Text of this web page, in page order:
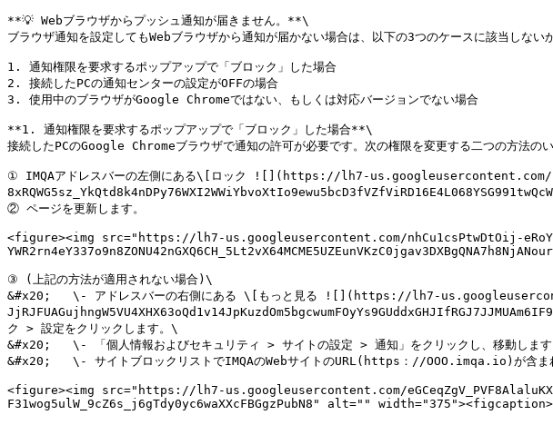
**💡 Webブラウザからプッシュ通知が届きません。**\
ブラウザ通知を設定してもWebブラウザから通知が届かない場合は、以下の3つのケースに該当しな
1. 通知権限を要求するポップアップで「ブロック」した場合
2. 接続したPCの通知センターの設定がOFFの場合
3. 使用中のブラウザがGoogle Chromeではない、もしくは対応バージョンでない場合
**1. 通知権限を要求するポップアップで「ブロック」した場合**\
接続したPCのGoogle Chromeブラウザで通知の許可が必要です。次の権限を変更する二つの方法のい
① IMQAアドレスバーの左側にある\[ロック ![](https://lh7-us.googleusercontent.com/
② ページを更新します。
<figure><img src="https://lh7-us.googleusercontent.com/nhCu1csPtwDtOij-
③ (上記の方法が適用されない場合)\
&#x20;   \- アドレスバーの右側にある \[もっと見る ![](https://lh7-
ク > 設定をクリックします。\
&#x20;   \- 「個人情報およびセキュリティ > サイトの設定 > 通知」をクリックし、移動しま
&#x20;   \- サイトブロックリストでIMQAのWebサイトのURL(https：//OOO.imqa.io)が含まれ
<figure><img src="https://lh7-us.googleusercontent.com/
F31wog5ulW_9cZ6s_j6gTdy0yc6waXXcFBGgzPubN8" alt=""